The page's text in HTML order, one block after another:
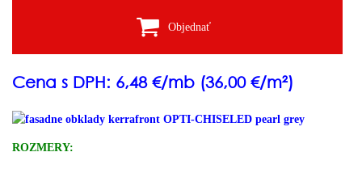
Objednať
Cena s DPH: 6,48 €/mb (36,00 €/m²)
ROZMERY: